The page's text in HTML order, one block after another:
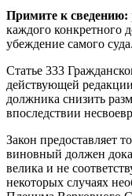
Примите к сведению:
каждого конкретного
убеждение самого суда.
Статье 333
действующей
должника снизить
впоследствии
Закон предоставляет
виновный должен
велика и не
некоторых случаях